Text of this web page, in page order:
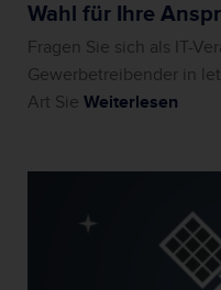
Wahl für Ihre
Fragen Sie sich als IT-
Gewerbetreibender in
Art Sie Weiterlesen